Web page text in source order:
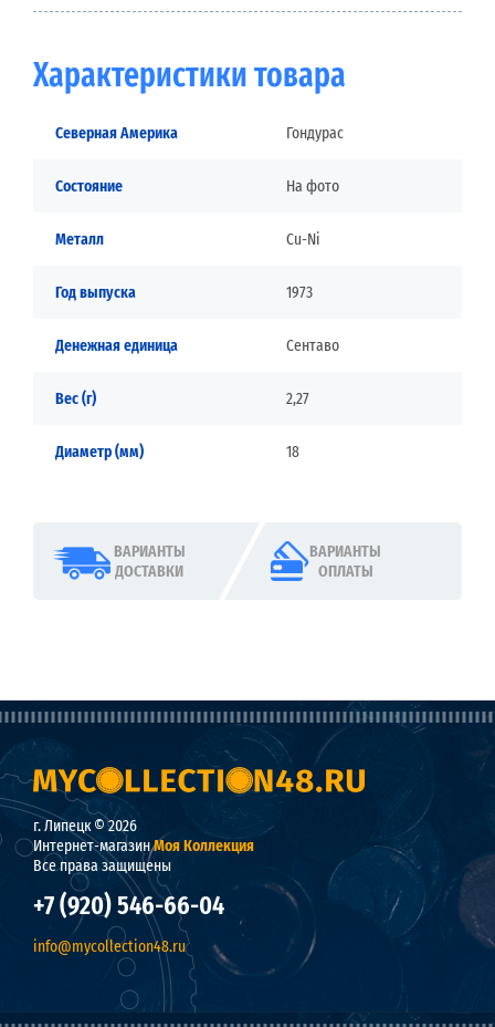
Характеристики товара
Северная Америка Гондурас
Состояние На фото
Металл Cu-Ni
Год выпуска 1973
Денежная единица Сентаво
Вес (г) 2,27
Диаметр (мм) 18
ВАРИАНТЫ
ДОСТАВКИ
ВАРИАНТЫ
ОПЛАТЫ
г. Липецк © 2026
Интернет-магазинМоя Коллекция
Все права защищены
+7 (920) 546-66-04
info@mycollection48.ru